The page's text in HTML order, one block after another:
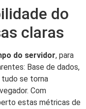
do
claras
do servidor, para
Base de dados,
tudo se torna
Com
estas métricas de